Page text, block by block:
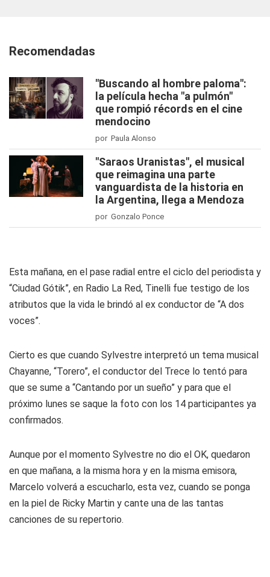
Recomendadas
"Buscando al hombre paloma":
la película hecha "a pulmón"
que rompió récords en el cine
mendocino
por Paula Alonso
"Saraos Uranistas", el musical
que reimagina una parte
vanguardista de la historia en
la Argentina, llega a Mendoza
por Gonzalo Ponce
Esta mañana, en el pase radial entre el ciclo del periodista y
“Ciudad Gótik”, en Radio La Red, Tinelli fue testigo de los
atributos que la vida le brindó al ex conductor de “A dos
voces”.
Cierto es que cuando Sylvestre interpretó un tema musical
Chayanne, “Torero”, el conductor del Trece lo tentó para
que se sume a “Cantando por un sueño” y para que el
próximo lunes se saque la foto con los 14 participantes ya
confirmados.
Aunque por el momento Sylvestre no dio el OK, quedaron
en que mañana, a la misma hora y en la misma emisora,
Marcelo volverá a escucharlo, esta vez, cuando se ponga
en la piel de Ricky Martin y cante una de las tantas
canciones de su repertorio.